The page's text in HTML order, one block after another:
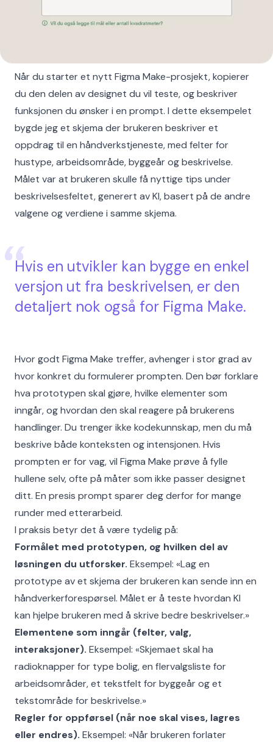
Når du starter et nytt Figma Make-prosjekt, kopierer
du den delen av designet du vil teste, og beskriver
funksjonen du ønsker i en prompt. I dette eksempelet
bygde jeg et skjema der brukeren beskriver et
oppdrag til en håndverkstjeneste, med felter for
hustype, arbeidsområde, byggeår og beskrivelse.
Målet var at brukeren skulle få nyttige tips under
beskrivelsesfeltet, generert av KI, basert på de andre
valgene og verdiene i samme skjema.
Hvis en utvikler kan bygge en enkel
versjon ut fra beskrivelsen, er den
detaljert nok også for Figma Make.
Hvor godt Figma Make treffer, avhenger i stor grad av
hvor konkret du formulerer prompten. Den bør forklare
hva prototypen skal gjøre, hvilke elementer som
inngår, og hvordan den skal reagere på brukerens
handlinger. Du trenger ikke kodekunnskap, men du må
beskrive både konteksten og intensjonen. Hvis
prompten er for vag, vil Figma Make prøve å fylle
hullene selv, ofte på måter som ikke passer designet
ditt. En presis prompt sparer deg derfor for mange
runder med etterarbeid.
I praksis betyr det å være tydelig på:
Formålet med prototypen, og hvilken del av
løsningen du utforsker. Eksempel: «Lag en
prototype av et skjema der brukeren kan sende inn en
håndverkerforespørsel. Målet er å teste hvordan KI
kan hjelpe brukeren med å skrive bedre beskrivelser.»
Elementene som inngår (felter, valg,
interaksjoner). Eksempel: «Skjemaet skal ha
radioknapper for type bolig, en flervalgsliste for
arbeidsområder, et tekstfelt for byggeår og et
tekstområde for beskrivelse.»
Regler for oppførsel (når noe skal vises, lagres
eller endres). Eksempel: «Når brukeren forlater